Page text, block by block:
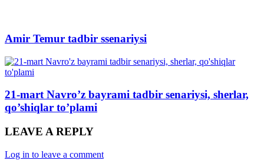
Amir Temur tadbir ssenariysi
21-mart Navro’z bayrami tadbir senariysi, sherlar,
qo’shiqlar to’plami
LEAVE A REPLY
Log in to leave a comment